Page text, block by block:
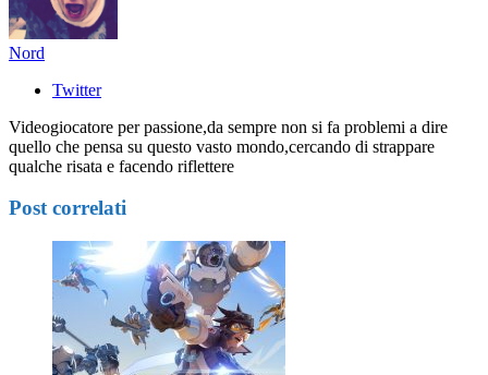
Nord
Twitter
Videogiocatore per passione,da sempre non si fa problemi a dire
quello che pensa su questo vasto mondo,cercando di strappare
qualche risata e facendo riflettere
Post correlati